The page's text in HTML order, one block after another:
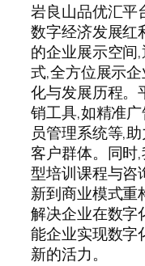
岩良山品优汇平
数字经济发展红
的企业展示空间
式,全方位展示
化与发展历程。
销工具,如精准
员管理系统等,
客户群体。同时
型培训课程与咨
新到商业模式重
解决企业在数字
能企业实现数字
新的活力。